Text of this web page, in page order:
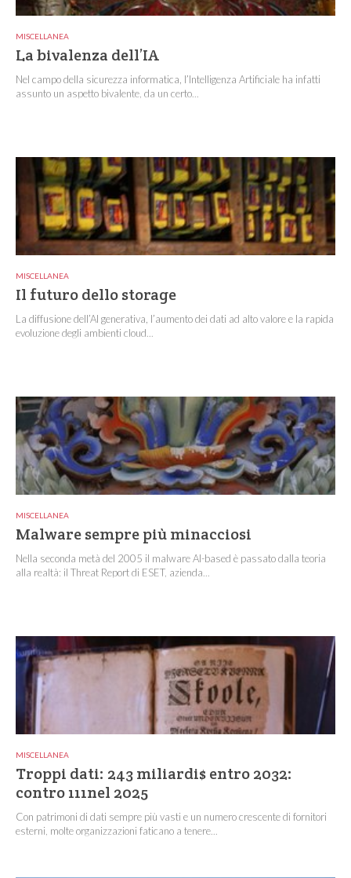
MISCELLANEA
La bivalenza dell’IA
Nel campo della sicurezza informatica, l’Intelligenza Artificiale ha infatti
assunto un aspetto bivalente, da un certo...
MISCELLANEA
Il futuro dello storage
La diffusione dell’AI generativa, l’aumento dei dati ad alto valore e la rapida
evoluzione degli ambienti cloud...
MISCELLANEA
Malware sempre più minacciosi
Nella seconda metà del 2005 il malware AI-based è passato dalla teoria
alla realtà: il Threat Report di ESET, azienda...
MISCELLANEA
Troppi dati: 243 miliardi$ entro 2032:
contro 111nel 2025
Con patrimoni di dati sempre più vasti e un numero crescente di fornitori
esterni, molte organizzazioni faticano a tenere...